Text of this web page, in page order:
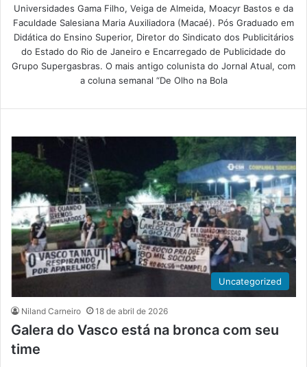
Universidades Gama Filho, Veiga de Almeida, Moacyr Bastos e da
Faculdade Salesiana Maria Auxiliadora (Macaé). Pós Graduado em
Didática do Ensino Superior, Diretor do Sindicato dos Publicitários
do Estado do Rio de Janeiro e Encarregado de Publicidade do
Grupo Supergasbras. O mais antigo colunista do Jornal Atual, com
a coluna semanal “De Olho na Bola
Uncategorized
Niland Carneiro 18 de abril de 2026
Galera do Vasco está na bronca com seu
time